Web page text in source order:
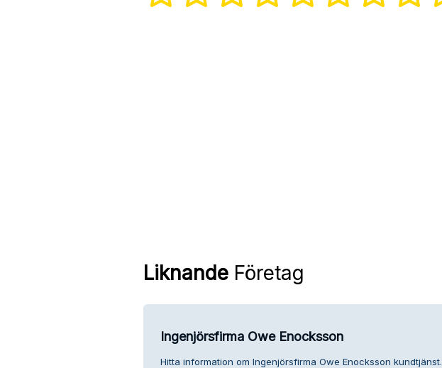
LiknandeFöretag
Ingenjörsfirma Owe Enocksson
Hitta information om Ingenjörsfirma Owe Enocksson kundtjänst.